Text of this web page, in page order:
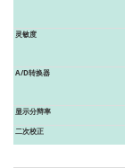
灵敏度
A/D转换器
显示分辩率
二次校正